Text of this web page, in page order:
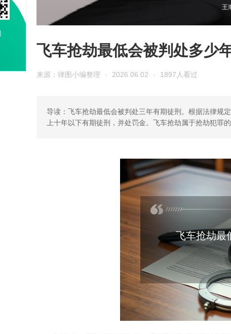
飞车抢劫最低会被判处多少
来源：律图小编整理 · 2026.06.02 · 1897人看过
导读：飞车抢劫最低会被判处三年有期徒刑。根据法律规
上十年以下有期徒刑，并处罚金。飞车抢劫属于抢劫犯罪
飞车抢劫最